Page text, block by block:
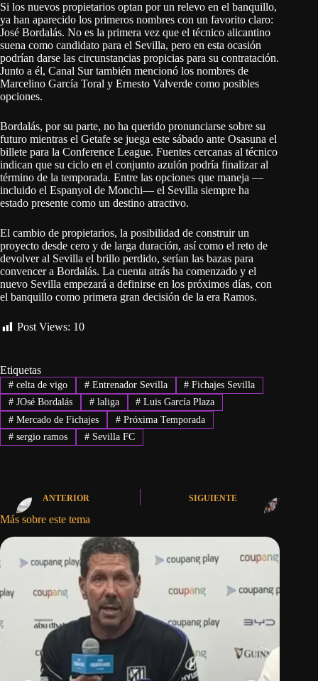
Si los nuevos propietarios optan por un relevo en el banquillo,
ya han aparecido los primeros nombres con un favorito claro:
José Bordalás. No es la primera vez que el técnico alicantino
suena como candidato para el Sevilla, pero en esta ocasión
podrían darse las circunstancias propicias para su contratación.
Junto a él, Canal Sur también mencionó los nombres de
Marcelino García Toral y Ernesto Valverde como posibles
opciones.
Bordalás, por su parte, no ha querido pronunciarse sobre su
futuro mientras el Getafe se juega este sábado ante Osasuna el
billete para la Conference League. Fuentes cercanas al técnico
indican que su ciclo en el conjunto azulón podría finalizar al
término de la temporada. Entre las opciones que maneja —
incluido el Espanyol de Monchi— el Sevilla siempre ha
estado presente como un destino atractivo.
El cambio de propietarios, la posibilidad de construir un
proyecto desde cero y de larga duración, así como el reto de
devolver al Sevilla el brillo perdido, serían las bazas para
convencer a Bordalás. La cuenta atrás ha comenzado y el
nuevo Sevilla empezará a definirse en los próximos días, con
el banquillo como primera gran decisión de la era Ramos.
Post Views: 10
Etiquetas
#celta de vigo #Entrenador Sevilla # Fichajes Sevilla
#JOsé Bordalás #laliga # Luis García Plaza
#Mercado de Fichajes #Próxima Temporada
#sergio ramos #Sevilla FC
ANTERIOR SIGUIENTE
Más sobre este tema